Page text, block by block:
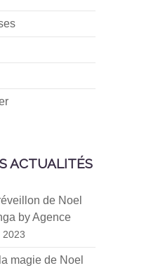
ACTUALITÉS
de Noel
by Agence
2023
magie de Noel